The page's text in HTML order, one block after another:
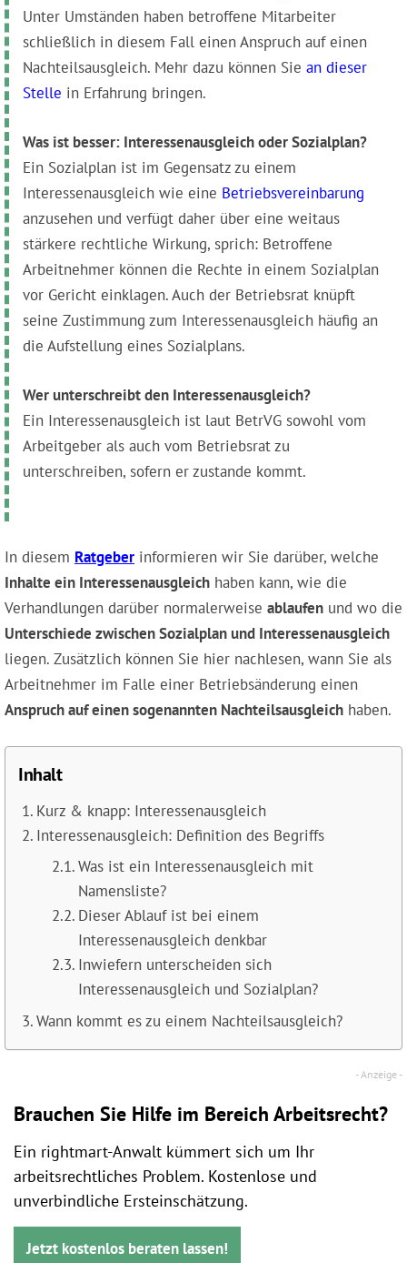
Unter Umständen haben betroffene Mitarbeiter
schließlich in diesem Fall einen Anspruch auf einen
Nachteilsausgleich. Mehr dazu können Sie an dieser
Stelle in Erfahrung bringen.
Was ist besser: Interessenausgleich oder Sozialplan?
Ein Sozialplan ist im Gegensatz zu einem
Interessenausgleich wie eine Betriebsvereinbarung
anzusehen und verfügt daher über eine weitaus
stärkere rechtliche Wirkung, sprich: Betroffene
Arbeitnehmer können die Rechte in einem Sozialplan
vor Gericht einklagen. Auch der Betriebsrat knüpft
seine Zustimmung zum Interessenausgleich häufig an
die Aufstellung eines Sozialplans.
Wer unterschreibt den Interessenausgleich?
Ein Interessenausgleich ist laut BetrVG sowohl vom
Arbeitgeber als auch vom Betriebsrat zu
unterschreiben, sofern er zustande kommt.
In diesem Ratgeber informieren wir Sie darüber, welche
Inhalte ein Interessenausgleich haben kann, wie die
Verhandlungen darüber normalerweise ablaufen und wo die
Unterschiede zwischen Sozialplan und Interessenausgleich
liegen. Zusätzlich können Sie hier nachlesen, wann Sie als
Arbeitnehmer im Falle einer Betriebsänderung einen
Anspruch auf einen sogenannten Nachteilsausgleich haben.
Inhalt
Kurz & knapp: Interessenausgleich
Interessenausgleich: Definition des Begriffs
Was ist ein Interessenausgleich mit
Namensliste?
Dieser Ablauf ist bei einem
Interessenausgleich denkbar
Inwiefern unterscheiden sich
Interessenausgleich und Sozialplan?
Wann kommt es zu einem Nachteilsausgleich?
Brauchen Sie Hilfe im Bereich Arbeitsrecht?
Ein rightmart-Anwalt kümmert sich um Ihr
arbeitsrechtliches Problem. Kostenlose und
unverbindliche Ersteinschätzung.
Jetzt kostenlos beraten lassen!